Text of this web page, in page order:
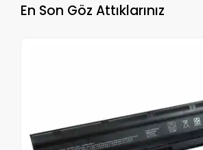
En Son Göz Attıklarınız